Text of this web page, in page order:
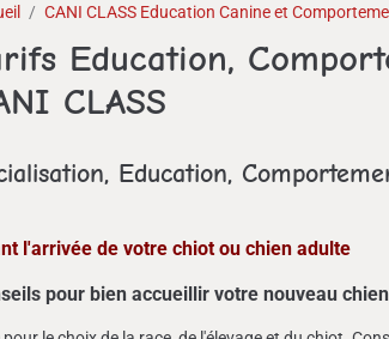
CANI CLASS Education Canine et
Education,
CLASS
Education,
l'arrivée de votre chiot ou chien adulte
pour bien accueillir votre nouveau chien